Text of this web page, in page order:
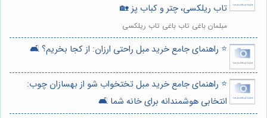
تاب ریلکسی، چتر و کباب پز 🏡
مبلمان باغی تاب باغی تاب ریلکسی
⭐️ راهنمای جامع خرید مبل راحتی ارزان: از کجا بخریم؟ 🛋️
⭐️ راهنمای جامع خرید مبل تختخواب شو از بهسازان چوب:
انتخابی هوشمندانه برای خانه شما 🛋️